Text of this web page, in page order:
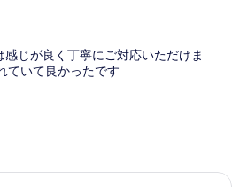
じが良く丁寧にご対応いただけま
ていて良かったです